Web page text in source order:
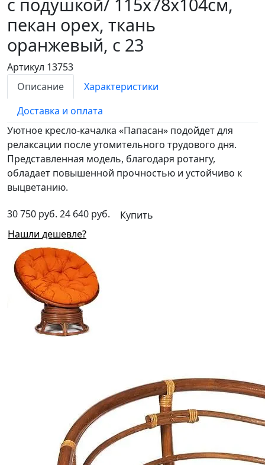
пекан орех, ткань
оранжевый, с 23
Артикул 13753
Описание
Характеристики
Доставка и оплата
Уютное кресло-качалка «Папасан» подойдет для
релаксации после утомительного трудового дня.
Представленная модель, благодаря ротангу,
обладает повышенной прочностью и устойчиво к
выцветанию.
30 750 руб. 24 640 руб.
Купить
Нашли дешевле?